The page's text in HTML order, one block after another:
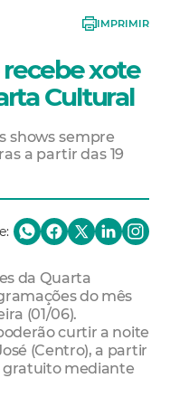
IMPRIMIR
recebe xote
Cultural
shows sempre
a partir das 19
da Quarta
do mês
(01/06).
curtir a noite
(Centro), a partir
gratuito mediante